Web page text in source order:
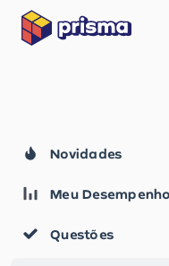
Novidades
Meu Desempenho
Questões